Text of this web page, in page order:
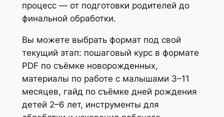
процесс — от подготовки родителей до
финальной обработки.
Вы можете выбрать формат под свой
текущий этап: пошаговый курс в формате
PDF по съёмке новорожденных,
материалы по работе с малышами 3–11
месяцев, гайд по съёмке дней рождения
детей 2–6 лет, инструменты для